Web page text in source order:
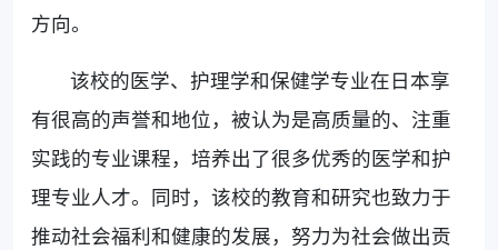
方向。
该校的医学、护理学和保健学专业在日本享
有很高的声誉和地位，被认为是高质量的、注重
实践的专业课程，培养出了很多优秀的医学和护
理专业人才。同时，该校的教育和研究也致力于
推动社会福利和健康的发展，努力为社会做出贡